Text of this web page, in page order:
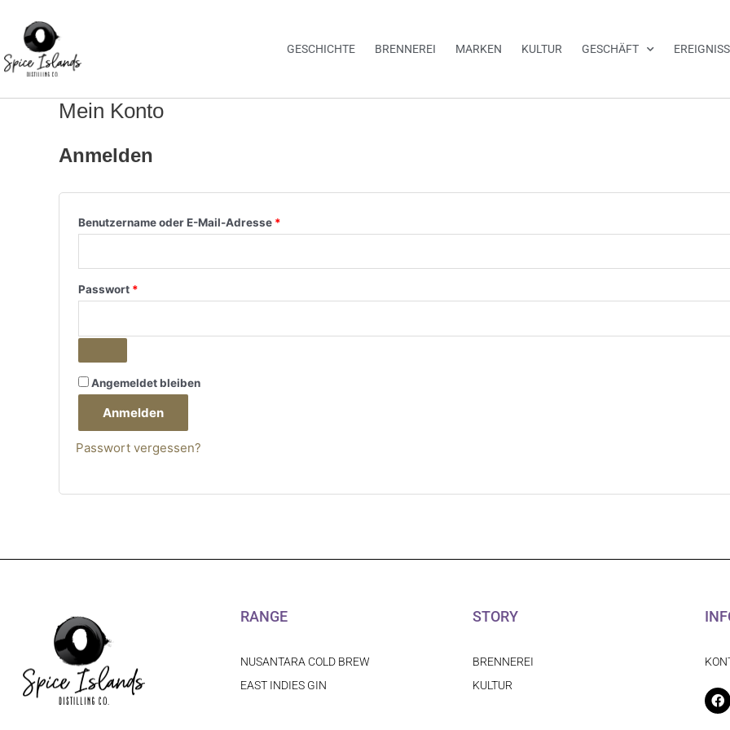
Inhalt
springen
GESCHICHTE BRENNEREI MARKEN KULTUR GESCHÄFT
Mein Konto
Anmelden
Benutzername oder E-Mail-Adresse *
Passwort *
Angemeldet bleiben
Anmelden
Passwort vergessen?
RANGE
NUSANTARA COLD BREW
EAST INDIES GIN
STORY
BRENNEREI
KULTUR